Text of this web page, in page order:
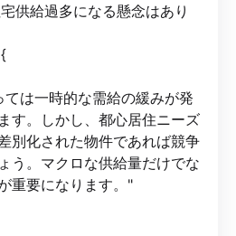
供給過多になる懸念はあり
は一時的な需給の緩みが発
す。しかし、都心居住ニーズ
別化された物件であれば競争
う。マクロな供給量だけでな
重要になります。"